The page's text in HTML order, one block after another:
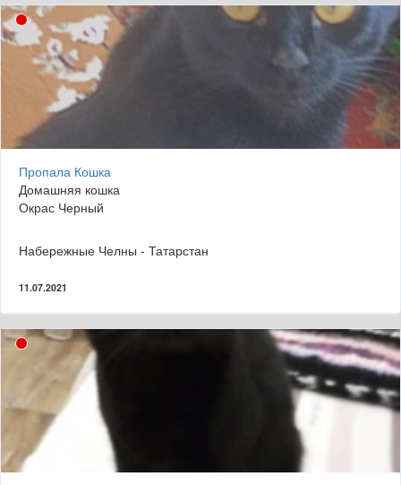
Пропала Кошка
Домашняя кошка
Окрас Черный
Набережные Челны - Татарстан
11.07.2021